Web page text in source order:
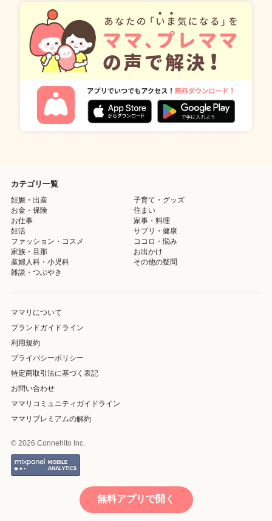
カテゴリ一覧
妊娠・出産
子育て・グッズ
お金・保険
住まい
お仕事
家事・料理
妊活
サプリ・健康
ファッション・コスメ
ココロ・悩み
家族・旦那
お出かけ
産婦人科・小児科
その他の疑問
雑談・つぶやき
ママリについて
ブランドガイドライン
利用規約
プライバシーポリシー
特定商取引法に基づく表記
お問い合わせ
ママリコミュニティガイドライン
ママリプレミアムの解約
© 2026 Connehito Inc.
無料アプリで開く